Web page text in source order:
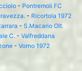
- Pontremoli FC
- Ricortola 1972
- S.Macario Olt.
C. - Valfreddana
- Vorno 1972